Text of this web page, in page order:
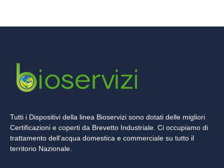
Tutti i Dispositivi della linea Bioservizi sono dotati delle migliori
Certificazioni e coperti da Brevetto Industriale. Ci occupiamo di
trattamento dell'acqua domestica e commerciale su tutto il
territorio Nazionale.